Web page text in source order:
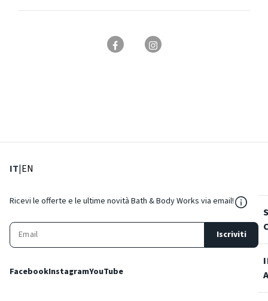
IT: Lingua corrente
|EN
Ricevi le offerte e le ultime novità Bath & Body Works via email!
Iscriviti
FacebookInstagramYouTube